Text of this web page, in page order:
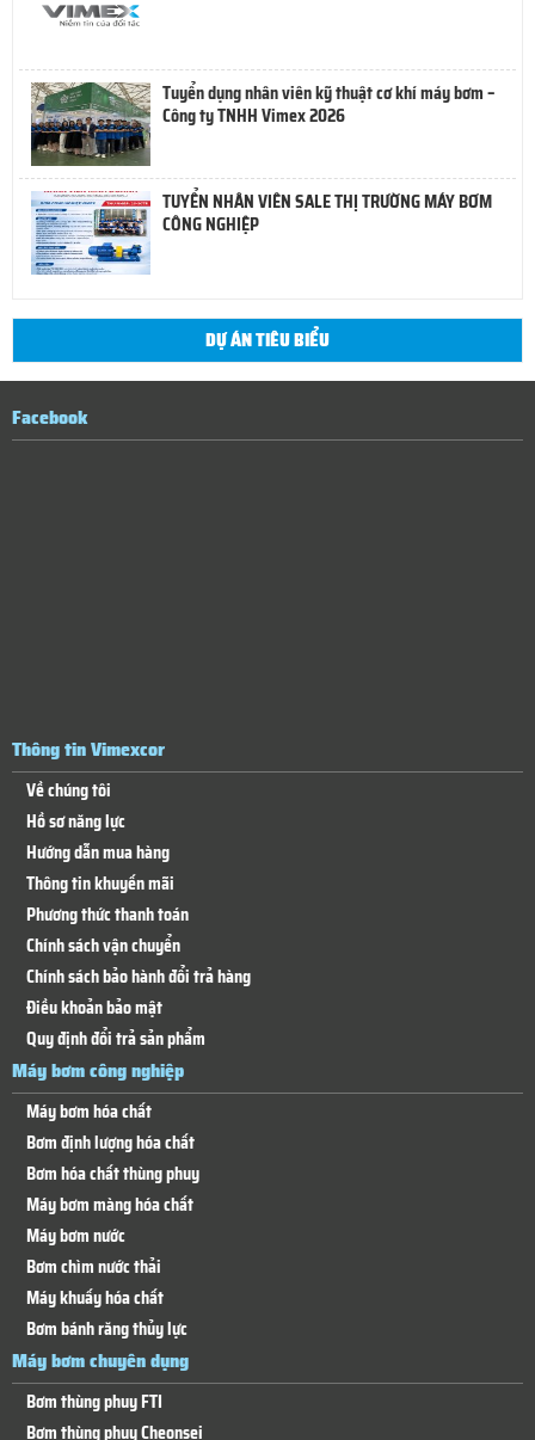
Tuyển dụng nhân viên kỹ thuật cơ khí máy bơm –
Công ty TNHH Vimex 2026
TUYỂN NHÂN VIÊN SALE THỊ TRƯỜNG MÁY BƠM
CÔNG NGHIỆP
DỰ ÁN TIÊU BIỂU
Facebook
Thông tin Vimexcor
Về chúng tôi
Hồ sơ năng lực
Hướng dẫn mua hàng
Thông tin khuyến mãi
Phương thức thanh toán
Chính sách vận chuyển
Chính sách bảo hành đổi trả hàng
Điều khoản bảo mật
Quy định đổi trả sản phẩm
Máy bơm công nghiệp
Máy bơm hóa chất
Bơm định lượng hóa chất
Bơm hóa chất thùng phuy
Máy bơm màng hóa chất
Máy bơm nước
Bơm chìm nước thải
Máy khuấy hóa chất
Bơm bánh răng thủy lực
Máy bơm chuyên dụng
Bơm thùng phuy FTI
Bơm thùng phuy Cheonsei